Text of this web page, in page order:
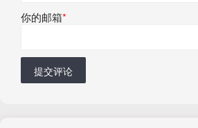
你的邮箱*
提交评论